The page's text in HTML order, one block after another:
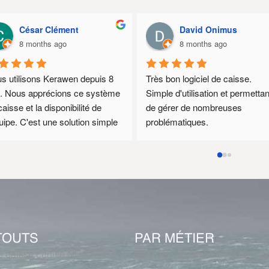
Mr Dy
9 months ago
johny fort
9 months ago
Fonctionne parfaitement pour un
prix très correct. Idéal pour
son stock e-commerce avec
stock physique en magasin.
certifié NF 525
PAR MÉTIER
Logiciel de caisse pour